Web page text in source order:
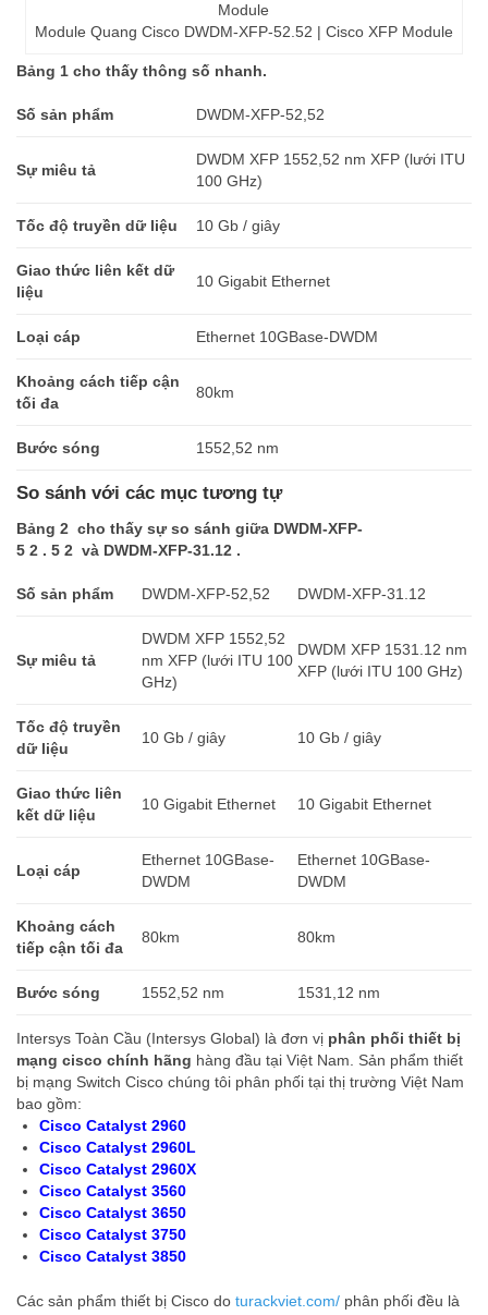
Module Quang Cisco DWDM-XFP-52.52 | Cisco XFP Module
Bảng 1 cho thấy thông số nhanh.
Số sản phẩm DWDM-XFP-52,52
Sự miêu tả
DWDM XFP 1552,52 nm XFP (lưới ITU
100 GHz)
Tốc độ truyền dữ liệu 10 Gb / giây
Giao thức liên kết dữ
liệu
10 Gigabit Ethernet
Loại cáp Ethernet 10GBase-DWDM
Khoảng cách tiếp cận
tối đa
80km
Bước sóng 1552,52 nm
So sánh với các mục tương tự
Bảng 2 cho thấy sự so sánh giữa DWDM-XFP-
5 2 . 5 2 và DWDM-XFP-31.12 .
Số sản phẩm DWDM-XFP-52,52 DWDM-XFP-31.12
Sự miêu tả
DWDM XFP 1552,52
nm XFP (lưới ITU 100
GHz)
DWDM XFP 1531.12 nm
XFP (lưới ITU 100 GHz)
Tốc độ truyền
dữ liệu
10 Gb / giây 10 Gb / giây
Giao thức liên
kết dữ liệu
10 Gigabit Ethernet 10 Gigabit Ethernet
Loại cáp
Ethernet 10GBase-
DWDM
Ethernet 10GBase-
DWDM
Khoảng cách
tiếp cận tối đa
80km 80km
Bước sóng 1552,52 nm 1531,12 nm
Intersys Toàn Cầu (Intersys Global) là đơn vị phân phối thiết bị
mạng cisco chính hãng hàng đầu tại Việt Nam. Sản phẩm thiết
bị mạng Switch Cisco chúng tôi phân phối tại thị trường Việt Nam
bao gồm:
Cisco Catalyst 2960
Cisco Catalyst 2960L
Cisco Catalyst 2960X
Cisco Catalyst 3560
Cisco Catalyst 3650
Cisco Catalyst 3750
Cisco Catalyst 3850
Các sản phẩm thiết bị Cisco do turackviet.com/ phân phối đều là